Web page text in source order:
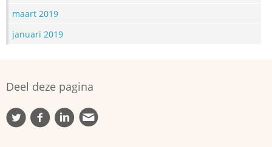
maart 2019
januari 2019
Deel deze pagina